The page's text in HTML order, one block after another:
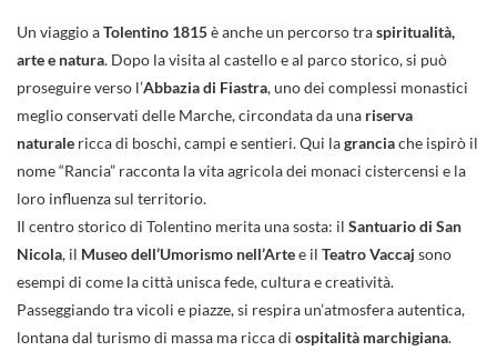
Un viaggio aTolentino 1815è anche un percorso traspiritualità,
arte e natura. Dopo la visita al castello e al parco storico, si può
proseguire verso l’Abbazia di Fiastra, uno dei complessi monastici
meglio conservati delle Marche, circondata da una riserva
naturale ricca di boschi, campi e sentieri. Qui lagranciache ispirò il
nome “Rancia” racconta la vita agricola dei monaci cistercensi e la
loro influenza sul territorio.
Il centro storico di Tolentino merita una sosta: il Santuario di San
Nicola, il Museo dell’Umorismo nell’Artee il Teatro Vaccaj sono
esempi di come la città unisca fede, cultura e creatività.
Passeggiando tra vicoli e piazze, si respira un’atmosfera autentica,
lontana dal turismo di massa ma ricca di ospitalità marchigiana.